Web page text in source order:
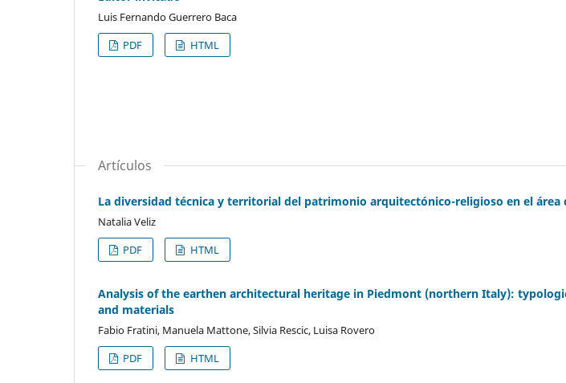
Luis Fernando Guerrero Baca
PDF
HTML
Artículos
La diversidad técnica y territorial del patrimonio arquitectónico-religioso en el área
Natalia Veliz
PDF
HTML
Analysis of the earthen architectural heritage in Piedmont (northern Italy):
and materials
Fabio Fratini, Manuela Mattone, Silvia Rescic, Luisa Rovero
PDF
HTML